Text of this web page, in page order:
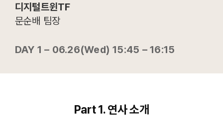
디지털트윈TF
문순배 팀장
DAY 1 – 06.26(Wed) 15:45 – 16:15
Part 1. 연사 소개